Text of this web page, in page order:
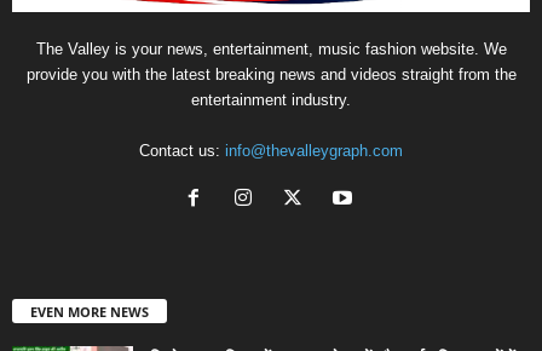
The Valley is your news, entertainment, music fashion website. We
provide you with the latest breaking news and videos straight from the
entertainment industry.
Contact us: info@thevalleygraph.com
EVEN MORE NEWS